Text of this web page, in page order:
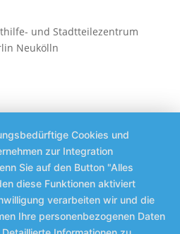
und Stadtteilezentrum
Neukölln
Cookies und
zur Integration
Sie auf den Button "Alles
diese Funktionen aktiviert
verarbeiten wir und die
Ihre personenbezogenen Daten